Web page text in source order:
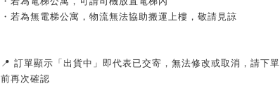
・若為無電梯公寓，物流無法協助搬運上樓，敬請見諒
📍 訂單顯示「出貨中」即代表已交寄，無法修改或取消，請下單
前再次確認